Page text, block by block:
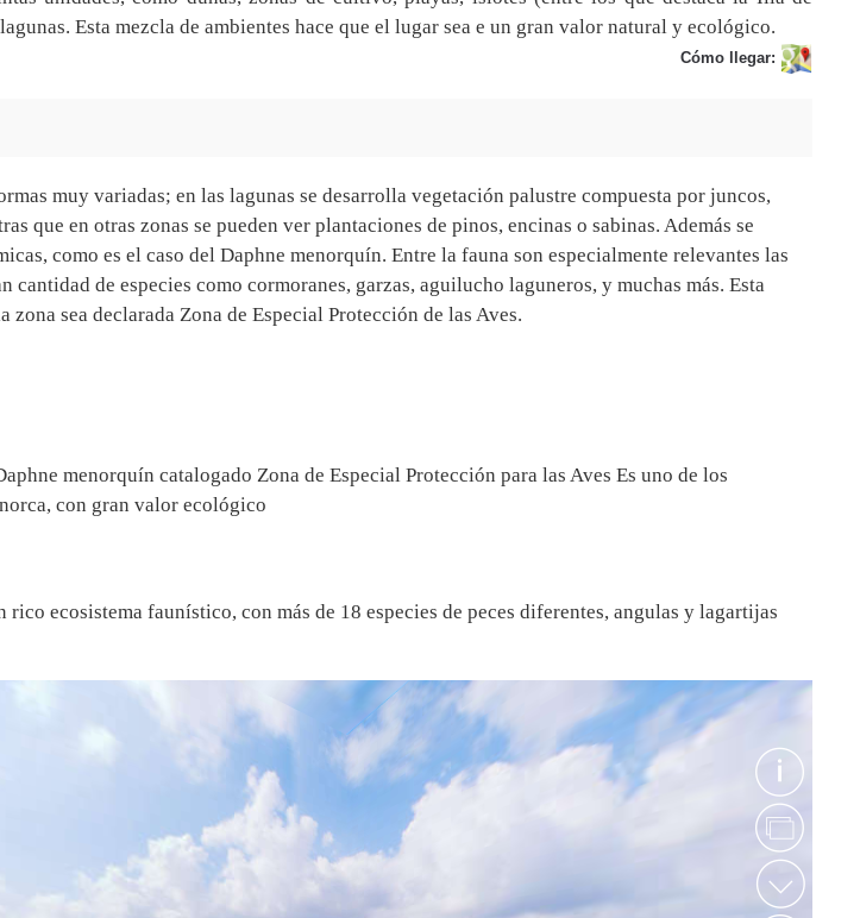
Esta mezcla de ambientes hace que el lugar sea e un gran valor natural y ecológico.
Cómo llegar:
muy variadas; en las lagunas se desarrolla vegetación palustre compuesta por juncos,
que en otras zonas se pueden ver plantaciones de pinos, encinas o sabinas. Además se
como es el caso del Daphne menorquín. Entre la fauna son especialmente relevantes las
cantidad de especies como cormoranes, garzas, aguilucho laguneros, y muchas más. Esta
zona sea declarada Zona de Especial Protección de las Aves.
menorquín catalogado Zona de Especial Protección para las Aves Es uno de los
con gran valor ecológico
ecosistema faunístico, con más de 18 especies de peces diferentes, angulas y lagartijas